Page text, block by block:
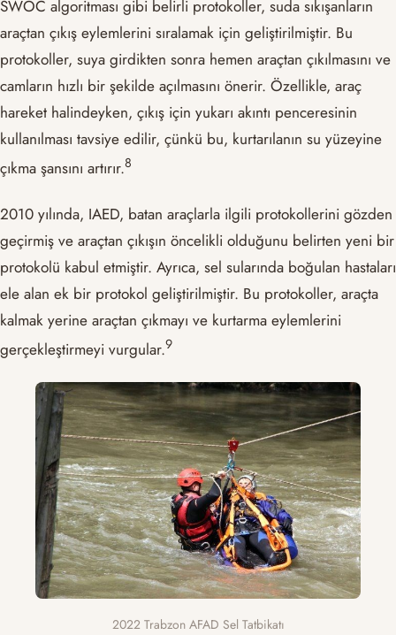
SWOC algoritması gibi belirli protokoller, suda sıkışanların
araçtan çıkış eylemlerini sıralamak için geliştirilmiştir. Bu
protokoller, suya girdikten sonra hemen araçtan çıkılmasını ve
camların hızlı bir şekilde açılmasını önerir. Özellikle, araç
hareket halindeyken, çıkış için yukarı akıntı penceresinin
kullanılması tavsiye edilir, çünkü bu, kurtarılanın su yüzeyine
çıkma şansını artırır.​8​
2010 yılında, IAED, batan araçlarla ilgili protokollerini gözden
geçirmiş ve araçtan çıkışın öncelikli olduğunu belirten yeni bir
protokolü kabul etmiştir. Ayrıca, sel sularında boğulan hastaları
ele alan ek bir protokol geliştirilmiştir. Bu protokoller, araçta
kalmak yerine araçtan çıkmayı ve kurtarma eylemlerini
gerçekleştirmeyi vurgular.​9​
2022 Trabzon AFAD Sel Tatbikatı